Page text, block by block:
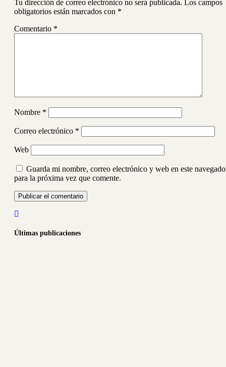
Tu dirección de correo electrónico no será publicada.
Los campos
obligatorios están marcados con *
Comentario *
Nombre *
Correo electrónico *
Web
Guarda mi nombre, correo electrónico y web en este
para la próxima vez que comente.